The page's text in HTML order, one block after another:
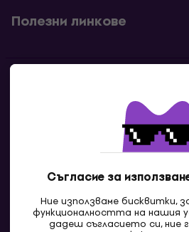
Съгласие за
Ние използваме бисквитки,
функционалността на нашия
дадеш съгласието си, ние
Полезни линкове
Свържи се с